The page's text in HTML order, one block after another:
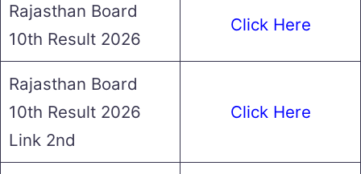
Rajasthan Board
10th Result 2026
Click Here
Rajasthan Board
10th Result 2026
Link 2nd
Click Here